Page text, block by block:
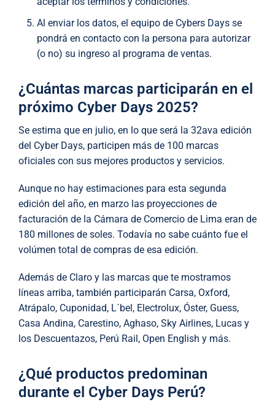
Al enviar los datos, el equipo de Cybers Days se
pondrá en contacto con la persona para autorizar
(o no) su ingreso al programa de ventas.
¿Cuántas marcas participarán en el
próximo Cyber Days 2025?
Se estima que en julio, en lo que será la 32ava edición
del Cyber Days, participen más de 100 marcas
oficiales con sus mejores productos y servicios.
Aunque no hay estimaciones para esta segunda
edición del año, en marzo las proyecciones de
facturación de la Cámara de Comercio de Lima eran de
180 millones de soles. Todavía no sabe cuánto fue el
volúmen total de compras de esa edición.
Además de Claro y las marcas que te mostramos
líneas arriba, también participarán Carsa, Oxford,
Atrápalo, Cuponidad, L´bel, Electrolux, Óster, Guess,
Casa Andina, Carestino, Aghaso, Sky Airlines, Lucas y
los Descuentazos, Perú Rail, Open English y más.
¿Qué productos predominan
durante el Cyber Days Perú?